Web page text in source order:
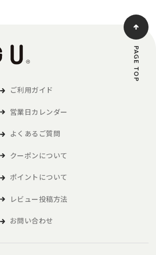
ご利用ガイド
営業日カレンダー
よくあるご質問
クーポンについて
ポイントについて
レビュー投稿方法
お問い合わせ
PAGE TOP